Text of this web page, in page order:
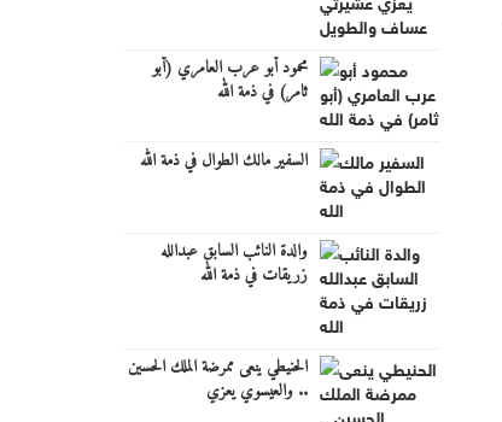
محمود أبو عرب العامري (أبو
ثامر) في ذمة الله
السفير مالك الطوال في ذمة الله
والدة النائب السابق عبدالله
زريقات في ذمة الله
الحنيطي ينعى ممرضة الملك الحسين
.. والعيسوي يعزي